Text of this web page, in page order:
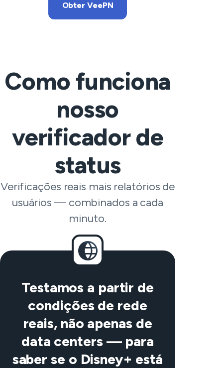
Obter VeePN
Como funciona
nosso
verificador de
status
Verificações reais mais relatórios de
usuários — combinados a cada
minuto.
Testamos a partir de
condições de rede
reais, não apenas de
data centers — para
saber se o Disney+ está